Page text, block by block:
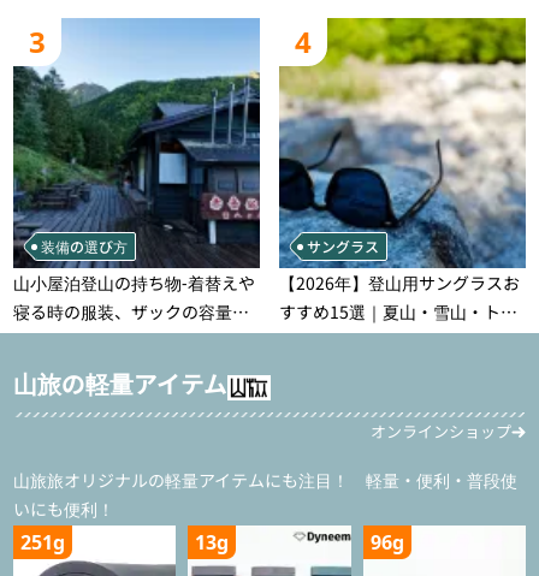
る登山の記録
れなモデルを徹底紹介！
3
装備の選び方
山小屋泊登山の持ち物‐着替えや
寝る時の服装、ザックの容量な
どを徹底紹介！1泊2日、2泊3日
用のリスト付き
4
サングラス
【2026年】登山用サングラスお
すすめ15選｜夏山・雪山・トレ
ラン別、シーンで選ぶ失敗しな
山旅の軽量アイテム
オンラインショップ
山旅旅オリジナルの軽量アイテムにも注目！ 軽量・便利・普段使
いにも便利！
251g 13g 96g